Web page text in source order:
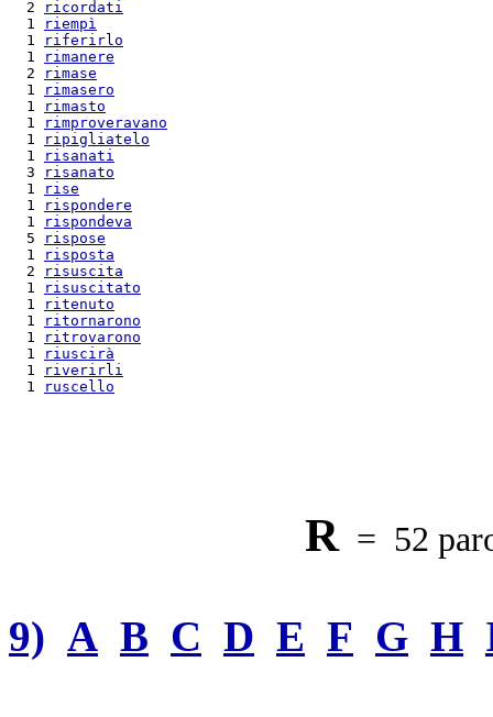
  2
ricordati
  1
riempì
  1
riferirlo
  1
rimanere
  2
rimase
  1
rimasero
  1
rimasto
  1
rimproveravano
  1
ripigliatelo
  1
risanati
  3
risanato
  1
rise
  1
rispondere
  1
rispondeva
  5
rispose
  1
risposta
  2
risuscita
  1
risuscitato
  1
ritenuto
  1
ritornarono
  1
ritrovarono
  1
riuscirà
  1
riverirli
  1
ruscello
R= 52
9) A B C D E F G H